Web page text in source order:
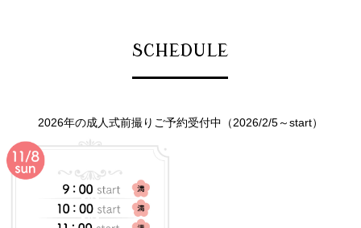
SCHEDULE
2026年の成人式前撮りご予約受付中（2026/2/5～start）